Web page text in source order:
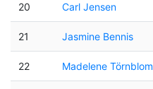
20 Carl Jensen
21 Jasmine Bennis
22 Madelene Törnblom